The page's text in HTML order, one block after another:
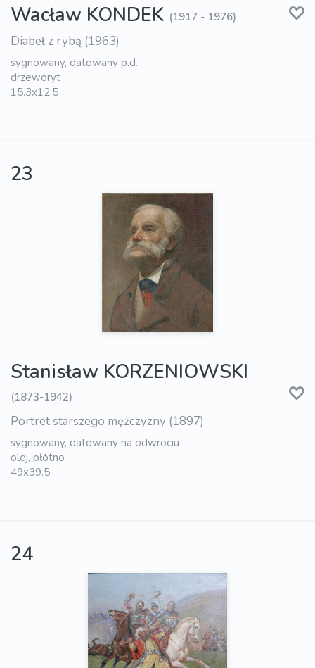
Wacław KONDEK (1917 - 1976)
Diabeł z rybą (1963)
sygnowany, datowany p.d.
drzeworyt
15.3x12.5
23
Stanisław KORZENIOWSKI
(1873-1942)
Portret starszego mężczyzny (1897)
sygnowany, datowany na odwrociu
olej, płótno
49x39.5
24